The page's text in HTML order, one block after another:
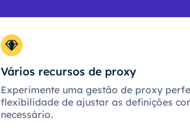
Vários recursos de proxy
Experimente uma gestão de proxy
flexibilidade de ajustar as definições
necessário.